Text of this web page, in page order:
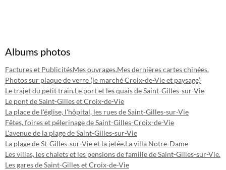
Albums photos
Factures et PublicitésMes ouvrages.Mes dernières cartes chinées.
Photos sur plaque de verre (le marché Croix-de-Vie et paysage)
Le trajet du petit train.Le port et les quais de Saint-Gilles-sur-Vie
Le pont de Saint-Gilles et Croix-de-Vie
La place de l'église, l'hôpital, les rues de Saint-Gilles-sur-Vie
Fêtes, foires et pélerinage de Saint-Gilles-Croix-de-Vie
L'avenue de la plage de Saint-Gilles-sur-Vie
La plage de St-Gilles-sur-Vie et la jetée.La villa Notre-Dame
Les villas, les chalets et les pensions de famille de Saint-Gilles-sur-Vie.
Les gares de Saint-Gilles et Croix-de-Vie